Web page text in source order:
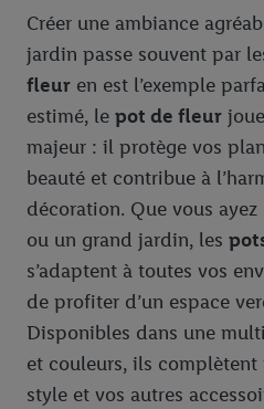
Créer une ambiance
jardin passe souvent par
fleur en est l’exemple
estimé, le pot de fleur
majeur : il protège vos
beauté et contribue à
décoration. Que vous
ou un grand jardin, les
s’adaptent à toutes vos
de profiter d’un espace
Disponibles dans une
et couleurs, ils
style et vos autres